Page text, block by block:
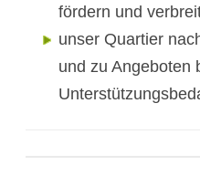
fördern und
unser Quartier
und zu Angeboten